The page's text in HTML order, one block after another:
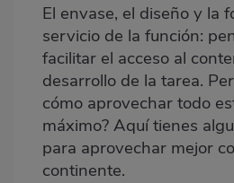
Body
El envase, el diseño y la
servicio de la función:
facilitar el acceso al
desarrollo de la tarea.
cómo aprovechar todo
máximo? Aquí tienes
para aprovechar mejor
continente.